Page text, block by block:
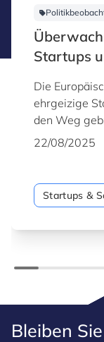
Startups
Die
ehrgeizige
den Weg
22/08/2025
Startups &
Bleiben